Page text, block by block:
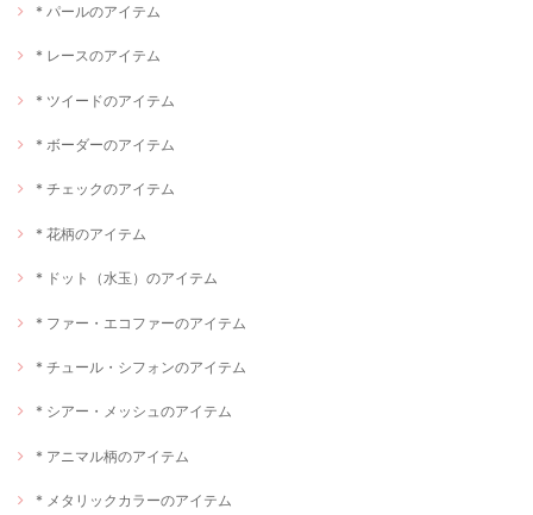
* パールのアイテム
* レースのアイテム
* ツイードのアイテム
* ボーダーのアイテム
* チェックのアイテム
* 花柄のアイテム
* ドット（水玉）のアイテム
* ファー・エコファーのアイテム
* チュール・シフォンのアイテム
* シアー・メッシュのアイテム
* アニマル柄のアイテム
* メタリックカラーのアイテム